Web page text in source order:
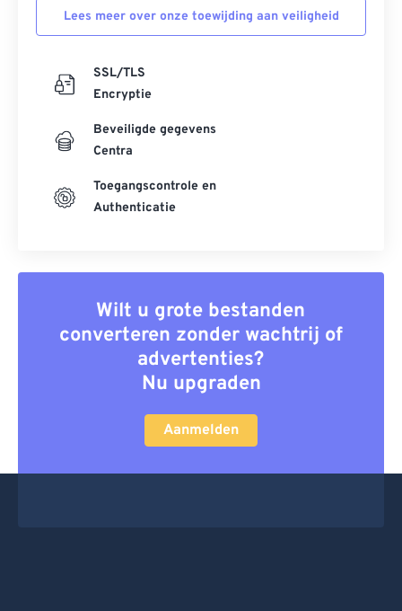
Lees meer over onze toewijding aan veiligheid
SSL/TLS
Encryptie
Beveiligde gegevens
Centra
Toegangscontrole en
Authenticatie
Wilt u grote bestanden
converteren zonder wachtrij of
advertenties?
Nu upgraden
Aanmelden